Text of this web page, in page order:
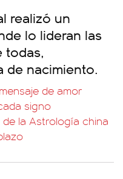
realizó un
lo lideran las
todas,
de nacimiento.
de amor
signo
la Astrología china